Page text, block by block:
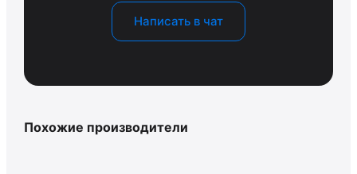
Написать в чат
Похожие производители